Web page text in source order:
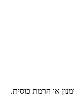
או הרמת כוסית.